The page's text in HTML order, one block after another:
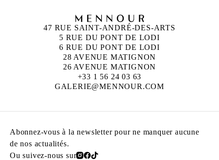
47 RUE SAINT-ANDRÉ-DES-ARTS
5 RUE DU PONT DE LODI
6 RUE DU PONT DE LODI
28 AVENUE MATIGNON
26 AVENUE MATIGNON
+33 1 56 24 03 63
GALERIE@MENNOUR.COM
Abonnez-vous à la newsletter pour ne manquer aucune
de nos actualités.
Ou suivez-nous sur